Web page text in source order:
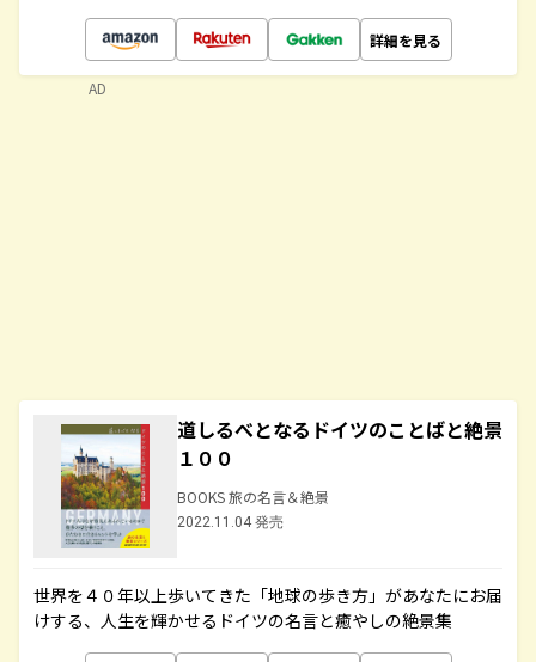
詳細を見る
道しるべとなるドイツのことばと絶景
１００
BOOKS 旅の名言＆絶景
2022.11.04 発売
世界を４０年以上歩いてきた「地球の歩き方」があなたにお届
けする、人生を輝かせるドイツの名言と癒やしの絶景集
AD